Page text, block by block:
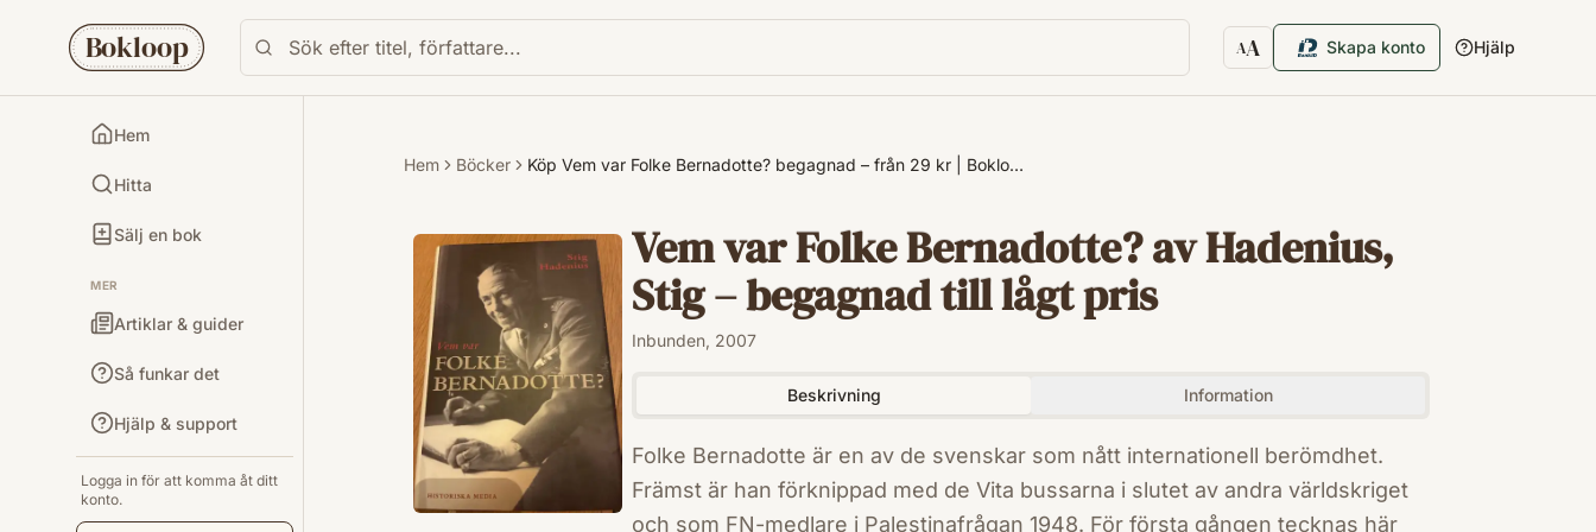
Bokloop AA
Textstorlek
Skapa konto Hjälp
Hem
Hitta
Sälj en bok
MER
Artiklar & guider
Så funkar det
Hjälp & support
Logga in för att komma åt ditt
konto.
Hem Böcker Köp Vem var Folke Bernadotte? begagnad – från 29 kr | Boklo…
Vem var Folke Bernadotte? av Hadenius,
Stig – begagnad till lågt pris
Inbunden, 2007
Beskrivning Information
Folke Bernadotte är en av de svenskar som nått internationell berömdhet.
Främst är han förknippad med de Vita bussarna i slutet av andra världskriget
och som FN-medlare i Palestinafrågan 1948. För första gången tecknas här